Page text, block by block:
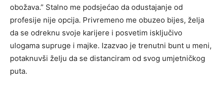
obožava.” Stalno me podsjećao da odustajanje od
profesije nije opcija. Privremeno me obuzeo bijes, želja
da se odreknu svoje karijere i posvetim isključivo
ulogama supruge i majke. Izazvao je trenutni bunt u meni,
potaknuvši želju da se distanciram od svog umjetničkog
puta.